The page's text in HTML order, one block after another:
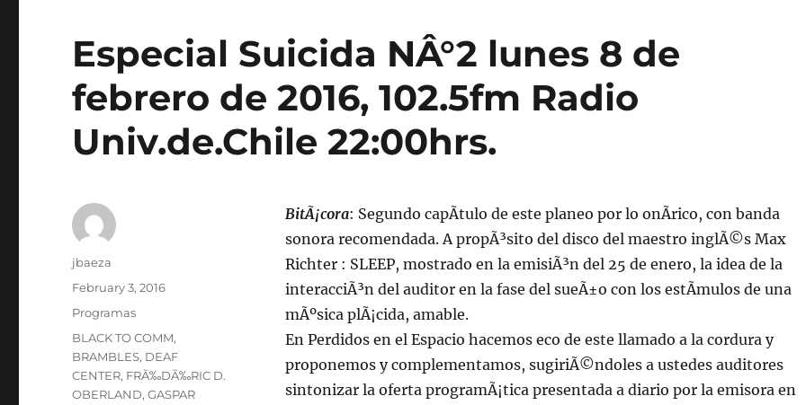
Especial Suicida NÂ°2 lunes 8 de
febrero de 2016, 102.5fm Radio
Univ.de.Chile 22:00hrs.
BitÃ¡cora: Segundo capÃ­tulo de este planeo por lo onÃ­rico, con banda
sonora recomendada. A propÃ³sito del disco del maestro inglÃ©s Max
Richter : SLEEP, mostrado en la emisiÃ³n del 25 de enero, la idea de la
interacciÃ³n del auditor en la fase del sueÃ±o con los estÃ­mulos de una
mÃºsica plÃ¡cida, amable.
En Perdidos en el Espacio hacemos eco de este llamado a la cordura y
proponemos y complementamos, sugiriÃ©ndoles a ustedes auditores
sintonizar la oferta programÃ¡tica presentada a diario por la emisora en
Author
jbaeza
Posted
February 3, 2016
Categories
Programas
Tags
BLACK TO COMM,
BRAMBLES, DEAF
CENTER, FRÃ‰DÃ‰RIC D.
OBERLAND,GASPAR